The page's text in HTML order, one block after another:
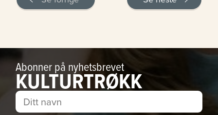
Abonner på nyhetsbrevet
KULTURTRØKK